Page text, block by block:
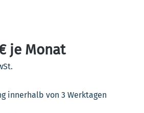
je Monat
innerhalb von 3 Werktagen